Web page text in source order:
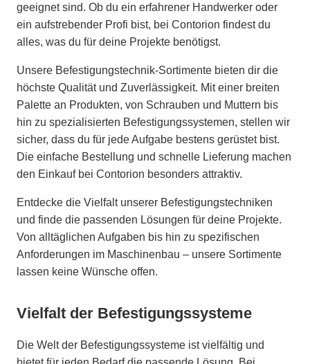
geeignet sind. Ob du ein erfahrener Handwerker oder
ein aufstrebender Profi bist, bei Contorion findest du
alles, was du für deine Projekte benötigst.
Unsere Befestigungstechnik-Sortimente bieten dir die
höchste Qualität und Zuverlässigkeit. Mit einer breiten
Palette an Produkten, von Schrauben und Muttern bis
hin zu spezialisierten Befestigungssystemen, stellen wir
sicher, dass du für jede Aufgabe bestens gerüstet bist.
Die einfache Bestellung und schnelle Lieferung machen
den Einkauf bei Contorion besonders attraktiv.
Entdecke die Vielfalt unserer Befestigungstechniken
und finde die passenden Lösungen für deine Projekte.
Von alltäglichen Aufgaben bis hin zu spezifischen
Anforderungen im Maschinenbau – unsere Sortimente
lassen keine Wünsche offen.
Vielfalt der Befestigungssysteme
Die Welt der Befestigungssysteme ist vielfältig und